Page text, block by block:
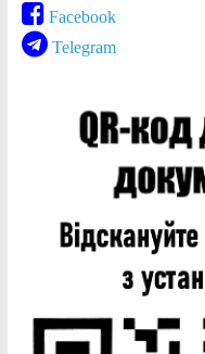
Facebook
Telegram